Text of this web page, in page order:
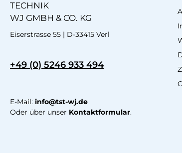
TECHNIK
WJ GMBH & CO. KG
Eiserstrasse 55 | D-33415 Verl
+49 (0) 5246 933 494
E-Mail: info@tst-wj.de
Oder über unser Kontaktformular.